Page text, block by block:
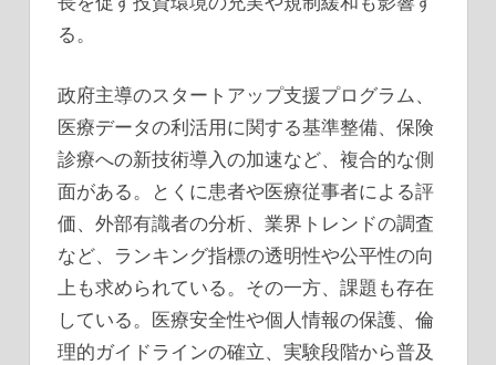
る。
政府主導のスタートアップ支援プログラム、
医療データの利活用に関する基準整備、保険
診療への新技術導入の加速など、複合的な側
面がある。とくに患者や医療従事者による評
価、外部有識者の分析、業界トレンドの調査
など、ランキング指標の透明性や公平性の向
上も求められている。その一方、課題も存在
している。医療安全性や個人情報の保護、倫
理的ガイドラインの確立、実験段階から普及